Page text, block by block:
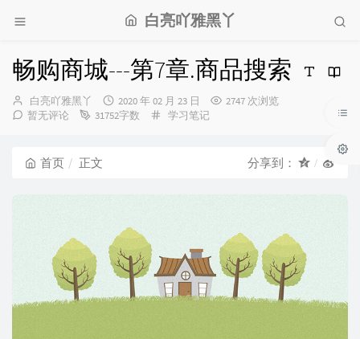
白亮吖雅黑丫
畅购商城---第7章.商品搜索
博
主：
白亮吖雅黑丫
发
布
2020 年 02 月 23 日
2747 次浏览
暂无评论
31752字数
分
学习笔记
首页 正文 分享到：